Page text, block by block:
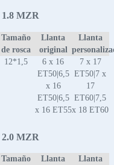
1.8 MZR
Tamaño
de rosca
Llanta
original
Llanta
12*1,5
6 x 16
ET50|6,5
x 16
ET50|6,5
x 16 ET55
7 x 17
ET50|7 x
17
ET60|7,5
x 18 ET60
2.0 MZR
Tamaño
Llanta
Llanta